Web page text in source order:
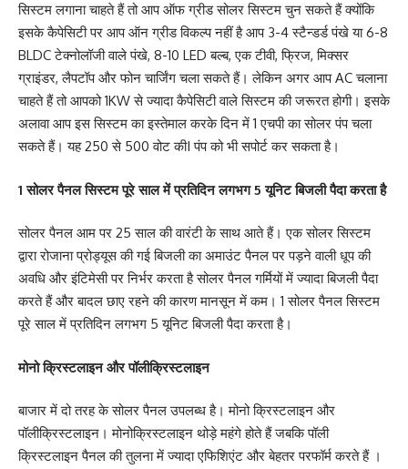
सिस्टम लगाना चाहते हैं तो आप ऑफ ग्रीड सोलर सिस्टम चुन सकते हैं क्योंकि
इसके कैपेसिटी पर आप ऑन ग्रीड विकल्प नहीं है आप 3-4 स्टैन्डर्ड पंखे या 6-8
BLDC टेक्नोलॉजी वाले पंखे, 8-10 LED बल्ब, एक टीवी, फ्रिज, मिक्सर
ग्राइंडर, लैपटॉप और फोन चार्जिंग चला सकते हैं। लेकिन अगर आप AC चलाना
चाहते हैं तो आपको 1KW से ज्यादा कैपेसिटी वाले सिस्टम की जरूरत होगी। इसके
अलावा आप इस सिस्टम का इस्तेमाल करके दिन में 1 एचपी का सोलर पंप चला
सकते हैं। यह 250 से 500 वोट कीI पंप को भी सपोर्ट कर सकता है।
1 सोलर पैनल सिस्टम पूरे साल में प्रतिदिन लगभग 5 यूनिट बिजली पैदा करता है
सोलर पैनल आम पर 25 साल की वारंटी के साथ आते हैं। एक सोलर सिस्टम
द्वारा रोजाना प्रोड्यूस की गई बिजली का अमाउंट पैनल पर पड़ने वाली धूप की
अवधि और इंटिमेसी पर निर्भर करता है सोलर पैनल गर्मियों में ज्यादा बिजली पैदा
करते हैं और बादल छाए रहने की कारण मानसून में कम। 1 सोलर पैनल सिस्टम
पूरे साल में प्रतिदिन लगभग 5 यूनिट बिजली पैदा करता है।
मोनो क्रिस्टलाइन और पॉलीक्रिस्टलाइन
बाजार में दो तरह के सोलर पैनल उपलब्ध है। मोनो क्रिस्टलाइन और
पॉलीक्रिस्टलाइन। मोनोक्रिस्टलाइन थोड़े महंगे होते हैं जबकि पॉली
क्रिस्टलाइन पैनल की तुलना में ज्यादा एफिशिएंट और बेहतर परफॉर्म करते हैं ।